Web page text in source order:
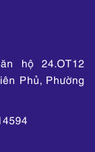
hộ 24.OT12
Phủ, Phường